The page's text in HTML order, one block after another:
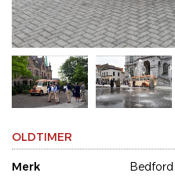
OLDTIMER
Merk
Bedford